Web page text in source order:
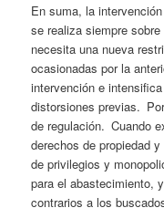
En suma, la
se realiza siempre
necesita una nueva
ocasionadas por la
intervención e
distorsiones previas.
de regulación. Cuando
derechos de propiedad
de privilegios y
para el abastecimiento,
contrarios a los